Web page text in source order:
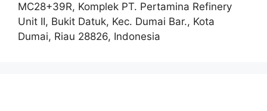
MC28+39R, Komplek PT. Pertamina Refinery
Unit II, Bukit Datuk, Kec. Dumai Bar., Kota
Dumai, Riau 28826, Indonesia